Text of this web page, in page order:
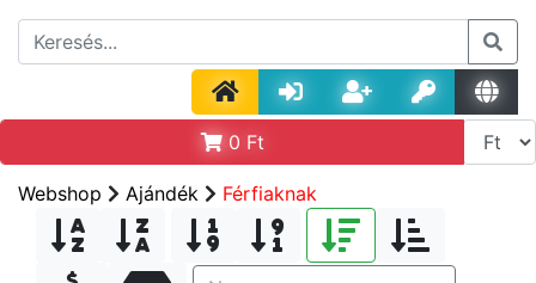
0 Ft
Webshop Ajándék Férfiaknak